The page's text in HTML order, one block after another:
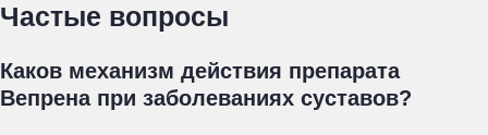
Частые вопросы
Каков механизм действия препарата
Вепрена при заболеваниях суставов?